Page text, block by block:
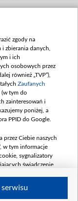
350
2025
(wpłata
8
zgody na
zbierania danych,
i ich
osobowych przez
również „TVP”),
Zaufanych
(w tym do
zainteresowań i
poniżej, a
PPID do Google.
przez Ciebie naszych
w tym informacje
sygnalizatory
świadczenie